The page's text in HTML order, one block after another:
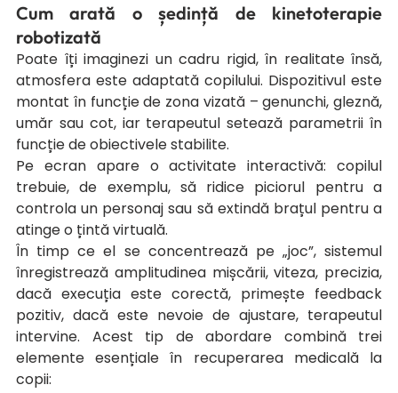
Cum arată o ședință de kinetoterapie
robotizată
Poate îți imaginezi un cadru rigid, în realitate însă,
atmosfera este adaptată copilului. Dispozitivul este
montat în funcție de zona vizată – genunchi, gleznă,
umăr sau cot, iar terapeutul setează parametrii în
funcție de obiectivele stabilite.
Pe ecran apare o activitate interactivă: copilul
trebuie, de exemplu, să ridice piciorul pentru a
controla un personaj sau să extindă brațul pentru a
atinge o țintă virtuală.
În timp ce el se concentrează pe „joc”, sistemul
înregistrează amplitudinea mișcării, viteza, precizia,
dacă execuția este corectă, primește feedback
pozitiv, dacă este nevoie de ajustare, terapeutul
intervine. Acest tip de abordare combină trei
elemente esențiale în recuperarea medicală la
copii: